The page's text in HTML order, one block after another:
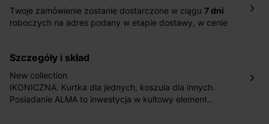
Twoje zamówienie zostanie dostarczone w ciągu 7 dni
roboczych na adres podany w etapie dostawy, w cenie
pośrednictwem DHL Express.
Nowość: Zamówienia dostarczamy w ciągu 4-6 dni
roboczych do wybranego przez Ciebie paczkomatu , a
koszt przesyłki wynosi 9,40 zł.
szczegóły i skład
New collection
IKONICZNA. Kurtka dla jednych, koszula dla innych.
Posiadanie ALMA to inwestycja w kultowy element